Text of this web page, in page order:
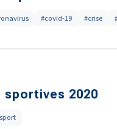
#covid-19 #crise
2020